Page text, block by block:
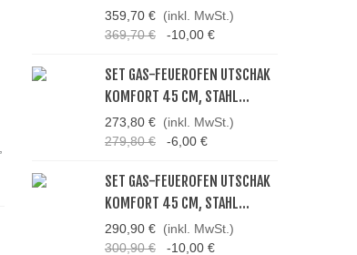
359,70 € (inkl. MwSt.)
369,70 €
-10,00 €
SET GAS-FEUEROFEN UTSCHAK
KOMFORT 45 CM, STAHL...
273,80 € (inkl. MwSt.)
279,80 €
-6,00 €
SET GAS-FEUEROFEN UTSCHAK
KOMFORT 45 CM, STAHL...
290,90 € (inkl. MwSt.)
300,90 €
-10,00 €